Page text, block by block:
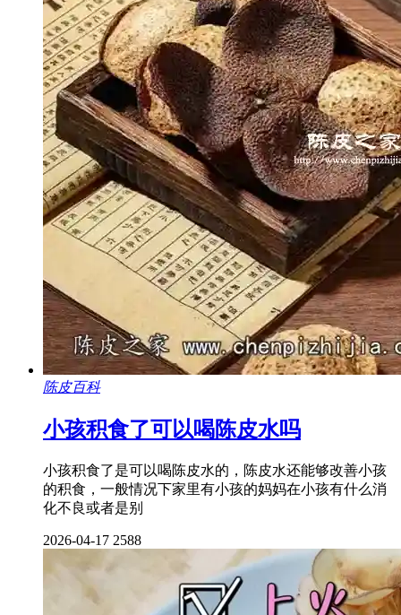
陈皮百科
小孩积食了可以喝陈皮水吗
小孩积食了是可以喝陈皮水的，陈皮水还能够改善小孩
的积食，一般情况下家里有小孩的妈妈在小孩有什么消
化不良或者是别
2026-04-17 2588